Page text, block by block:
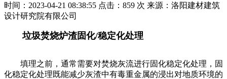
时间：2023-04-21 08:38:55 点击：859 次 来源：洛阳建材建筑
设计研究院有限公司
垃圾焚烧炉渣固化/稳定化处理
填理之前，通常需要对焚烧灰流进行固化稳定化处理，固
化稳定化处理既能减少灰渣中有毒重金属的浸出对地质环境的